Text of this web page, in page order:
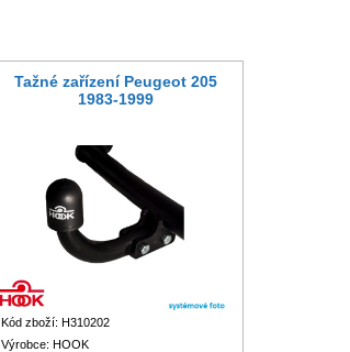
Tažné zařízení Peugeot 205
1983-1999
Kód zboží: H310202
Výrobce: HOOK